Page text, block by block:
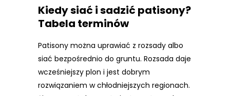
Kiedy siać i sadzić patisony?
Tabela terminów
Patisony można uprawiać z rozsady albo
siać bezpośrednio do gruntu. Rozsada daje
wcześniejszy plon i jest dobrym
rozwiązaniem w chłodniejszych regionach.